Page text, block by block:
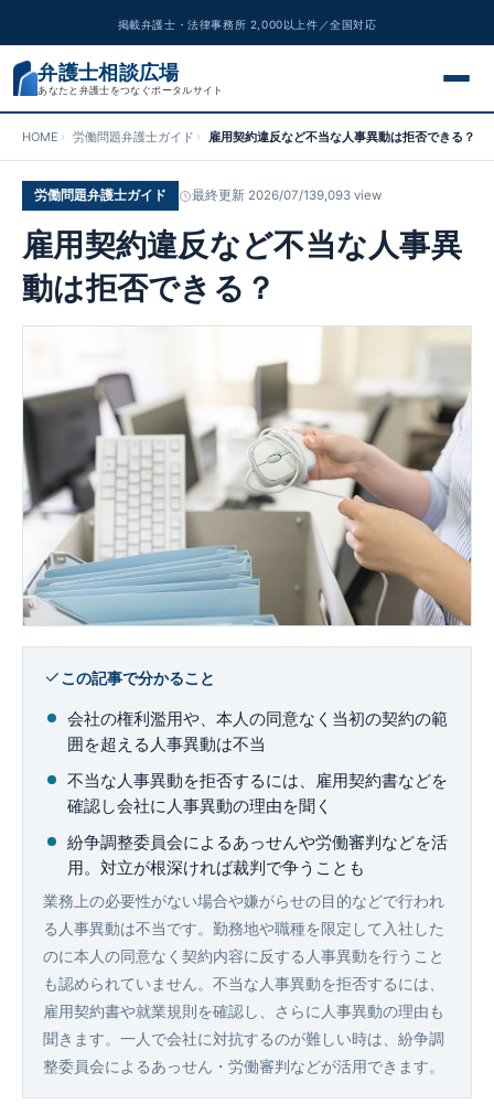
掲載弁護士・法律事務所 2,000以上件／全国対応
弁護士相談広場
あなたと弁護士をつなぐポータルサイト
交通事故
離婚問題
遺産相続
債務整理
刑事事件
労働問題
企業法務
HOME 労働問題弁護士ガイド 雇用契約違反など不当な人事異動は拒否できる？
労働問題弁護士ガイド 最終更新 2026/07/139,093 view
雇用契約違反など不当な人事異
動は拒否できる？
この記事で分かること
会社の権利濫用や、本人の同意なく当初の契約の範
囲を超える人事異動は不当
不当な人事異動を拒否するには、雇用契約書などを
確認し会社に人事異動の理由を聞く
紛争調整委員会によるあっせんや労働審判などを活
用。対立が根深ければ裁判で争うことも
業務上の必要性がない場合や嫌がらせの目的などで行われ
る人事異動は不当です。勤務地や職種を限定して入社した
のに本人の同意なく契約内容に反する人事異動を行うこと
も認められていません。不当な人事異動を拒否するには、
雇用契約書や就業規則を確認し、さらに人事異動の理由も
聞きます。一人で会社に対抗するのが難しい時は、紛争調
整委員会によるあっせん・労働審判などが活用できます。